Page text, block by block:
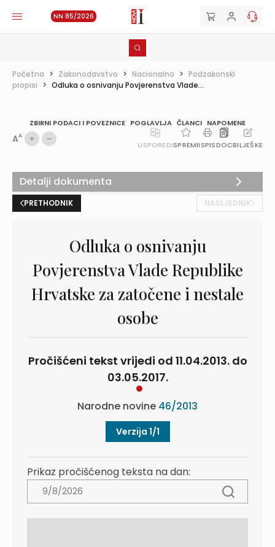
NN 85/2026
Početna > Zakonodavstvo > Nacionalno > Podzakonski
propisi > Odluka o osnivanju Povjerenstva Vlade...
ZBIRNI PODACI I POVEZNICE POGLAVLJA ČLANCI NAPOMENE
AA
USPOREDISPREMIISPISDOCBILJEŠKE
PRETHODNIK NASLJEDNIK
Odluka o osnivanju
Povjerenstva Vlade Republike
Hrvatske za zatočene i nestale
osobe
Pročišćeni tekst vrijedi od 11.04.2013. do
03.05.2017.
Narodne novine 46/2013
Verzija 1/1
Prikaz pročišćenog teksta na dan:
Detalji dokumenta